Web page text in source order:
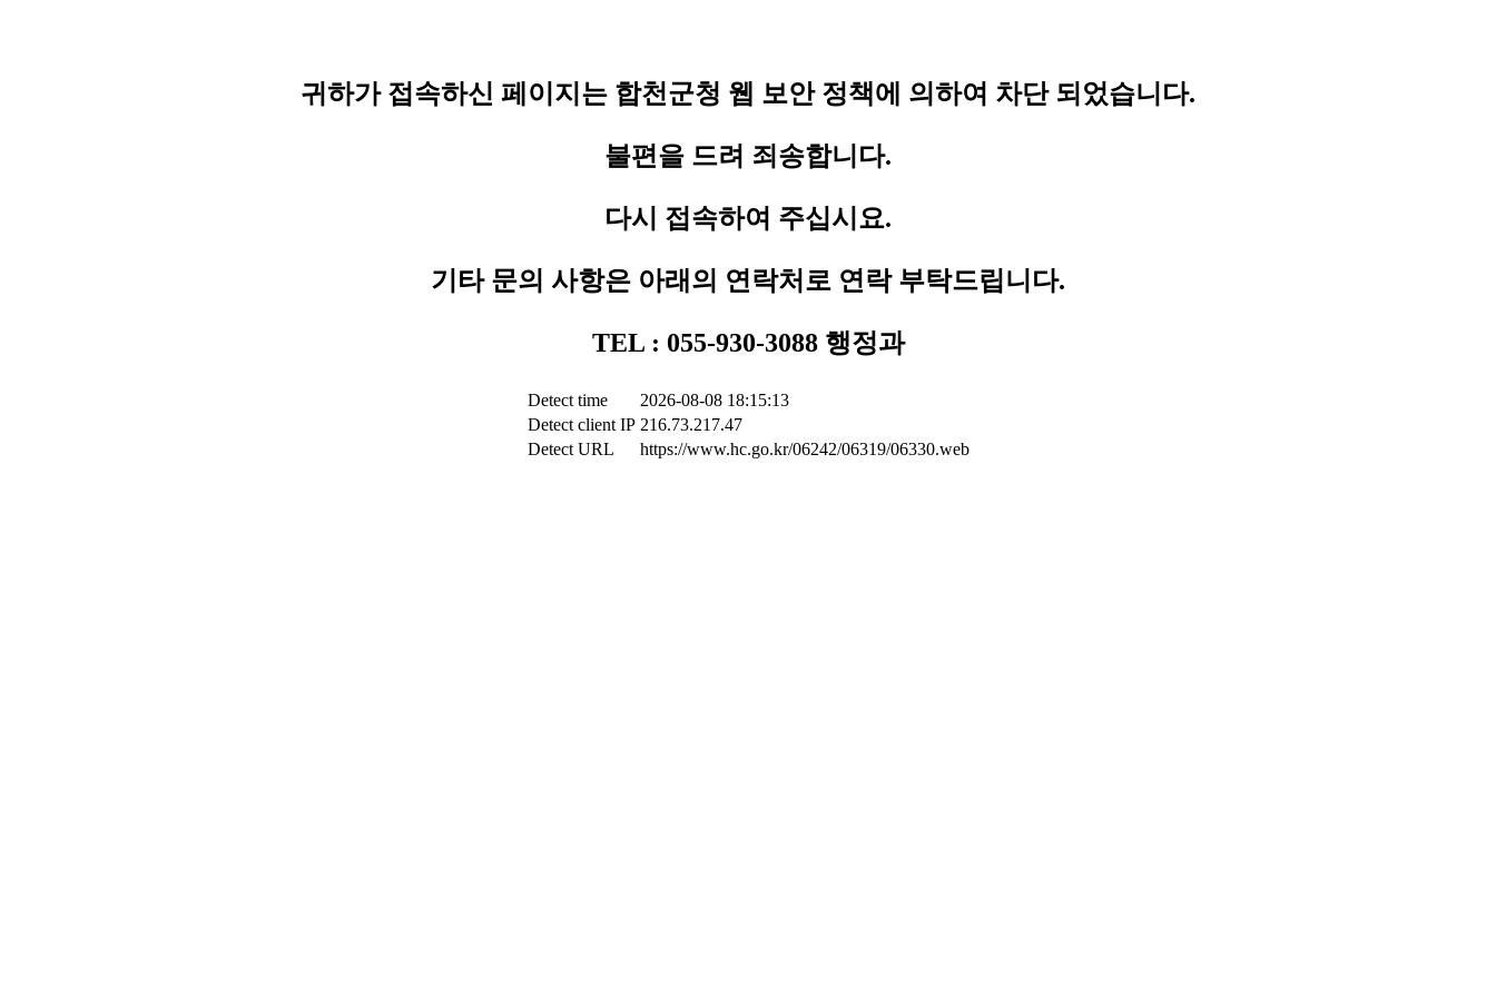
귀하가 접속하신 페이지는 합천군청 웹 보안 정책에 의하여 차단 되었습니다.
불편을 드려 죄송합니다.
다시 접속하여 주십시요.
기타 문의 사항은 아래의 연락처로 연락 부탁드립니다.
TEL : 055-930-3088 행정과
Detect time
2026-08-08 18:15:13
Detect client IP 216.73.217.47
Detect URL
https://www.hc.go.kr/06242/06319/06330.web